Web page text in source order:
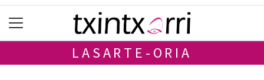
LASARTE-ORIA